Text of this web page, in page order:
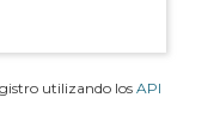
utilizando los API